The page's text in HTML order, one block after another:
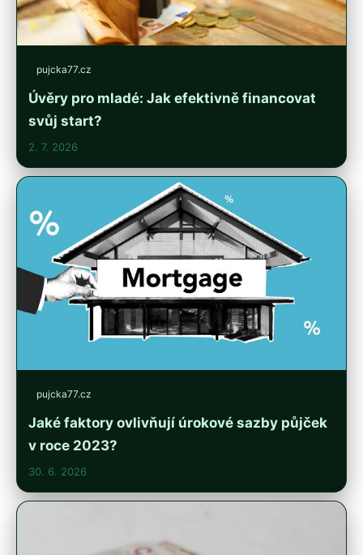
pujcka77.cz
Úvěry pro mladé: Jak efektivně financovat
svůj start?
2. 7. 2026
pujcka77.cz
Jaké faktory ovlivňují úrokové sazby půjček
v roce 2023?
30. 6. 2026